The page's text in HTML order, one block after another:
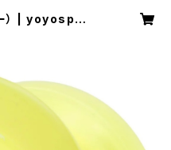
） | yoyospac